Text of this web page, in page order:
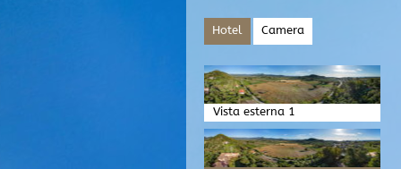
Hotel Camera
Vista esterna 1